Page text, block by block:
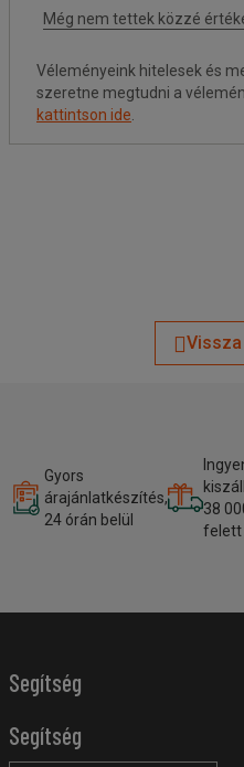
Véleményeink hitelesek és
szeretne megtudni a
kattintson ide.
Gyors
árajánlatkészítés,
24 órán belül
38
felett
Segítség
Segítség